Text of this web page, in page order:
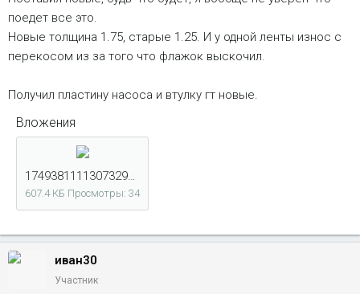
поедет все это.
Новые толщина 1.75, старые 1.25. И у одной ленты износ с
перекосом из за того что флажок выскочил.
Получил пластину насоса и втулку гт новые.
Вложения
607.4 КБ Просмотры: 34
иван30
Участник